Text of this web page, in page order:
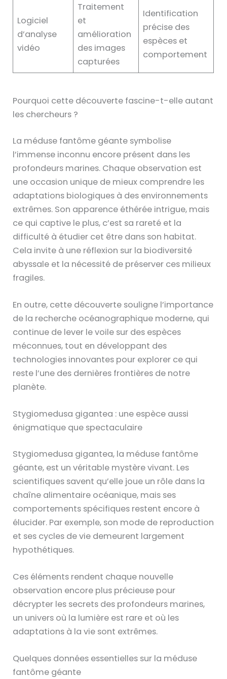
Logiciel
d’analyse
vidéo
Traitement
et
amélioration
des images
capturées
Identification
précise des
espèces et
comportement
Pourquoi cette découverte fascine-t-elle autant
les chercheurs ?
La méduse fantôme géante symbolise
l’immense inconnu encore présent dans les
profondeurs marines. Chaque observation est
une occasion unique de mieux comprendre les
adaptations biologiques à des environnements
extrêmes. Son apparence éthérée intrigue, mais
ce qui captive le plus, c’est sa rareté et la
difficulté à étudier cet être dans son habitat.
Cela invite à une réflexion sur la biodiversité
abyssale et la nécessité de préserver ces milieux
fragiles.
En outre, cette découverte souligne l’importance
de la recherche océanographique moderne, qui
continue de lever le voile sur des espèces
méconnues, tout en développant des
technologies innovantes pour explorer ce qui
reste l’une des dernières frontières de notre
planète.
Stygiomedusa gigantea : une espèce aussi
énigmatique que spectaculaire
Stygiomedusa gigantea, la méduse fantôme
géante, est un véritable mystère vivant. Les
scientifiques savent qu’elle joue un rôle dans la
chaîne alimentaire océanique, mais ses
comportements spécifiques restent encore à
élucider. Par exemple, son mode de reproduction
et ses cycles de vie demeurent largement
hypothétiques.
Ces éléments rendent chaque nouvelle
observation encore plus précieuse pour
décrypter les secrets des profondeurs marines,
un univers où la lumière est rare et où les
adaptations à la vie sont extrêmes.
Quelques données essentielles sur la méduse
fantôme géante